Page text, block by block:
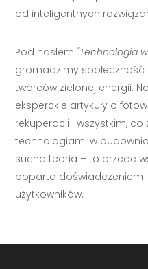
od inteligentnych
Pod hasłem "Technologia
gromadzimy
twórców zielonej energii.
eksperckie artykuły o
rekuperacji i wszystkim,
technologiami w
sucha teoria – to przede
poparta doświadczeniem
użytkowników.